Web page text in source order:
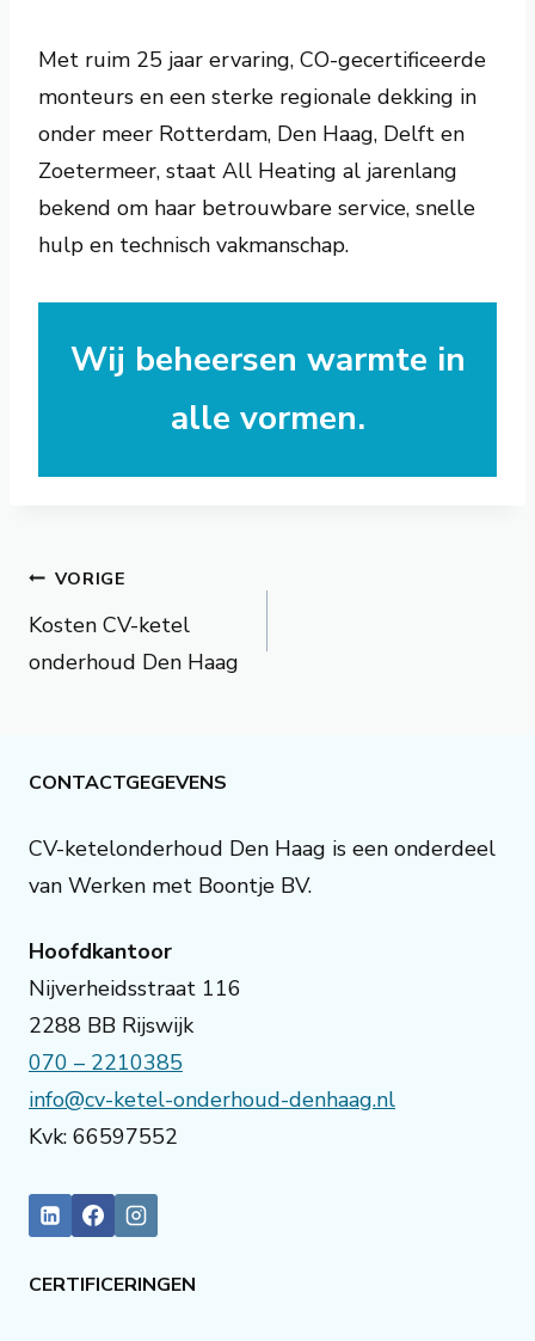
Met ruim 25 jaar ervaring, CO-gecertificeerde
monteurs en een sterke regionale dekking in
onder meer Rotterdam, Den Haag, Delft en
Zoetermeer, staat All Heating al jarenlang
bekend om haar betrouwbare service, snelle
hulp en technisch vakmanschap.
Wij beheersen warmte in
alle vormen.
Bericht
VORIGE
Kosten CV-ketel
onderhoud Den Haag
CONTACTGEGEVENS
CV-ketelonderhoud Den Haag is een onderdeel
van Werken met Boontje BV.
Hoofdkantoor
Nijverheidsstraat 116
2288 BB Rijswijk
070 – 2210385
info@cv-ketel-onderhoud-denhaag.nl
Kvk: 66597552
CERTIFICERINGEN